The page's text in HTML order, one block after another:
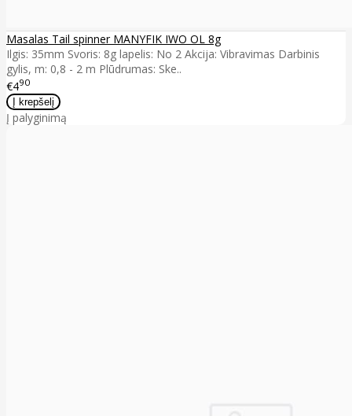
Masalas Tail spinner MANYFIK IWO OL 8g
Ilgis: 35mm Svoris: 8g lapelis: No 2 Akcija: Vibravimas Darbinis
gylis, m: 0,8 - 2 m Plūdrumas: Ske..
€490
Į palyginimą